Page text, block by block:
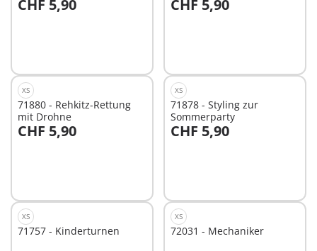
CHF 5,90
In den Warenkorb CHF 5,90
In den Warenkorb
XS
71880 - Rehkitz-Rettung
mit Drohne
CHF 5,90
In den Warenkorb
XS
71878 - Styling zur
Sommerparty
CHF 5,90
In den Warenkorb
XS
71757 - Kinderturnen
XS
72031 - Mechaniker